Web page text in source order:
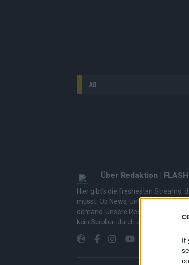
If
AD
Über Redaktion | FLASH
Hier gibt’s die freshesten Streams,
musst. Ob News, Unterhaltung
demand. Unsere Redaktion
kein Scrollen durch endlose Seiten